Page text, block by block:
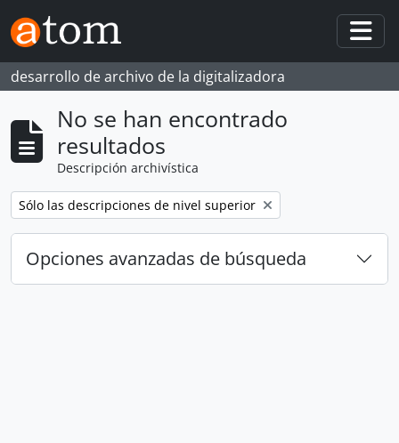
Skip to main content
desarrollo de archivo de la digitalizadora
No se han encontrado
resultados
Descripción archivística
Remove filter:
Sólo las descripciones de nivel superior
Opciones avanzadas de búsqueda